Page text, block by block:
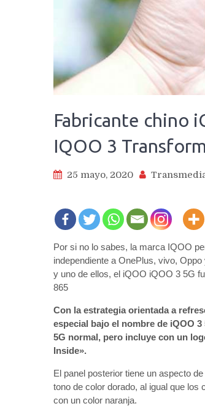
Fabricante chino
IQOO 3
25 mayo, 2020
Por si no lo sabes, la marca IQOO
independiente a OnePlus, vivo,
y uno de ellos, el iQOO iQOO 3 5G
865
Con la estrategia orientada a
especial bajo el nombre de iQOO
5G normal, pero incluye con un
Inside».
El panel posterior tiene un aspecto
tono de color dorado, al igual que los
con un color naranja.